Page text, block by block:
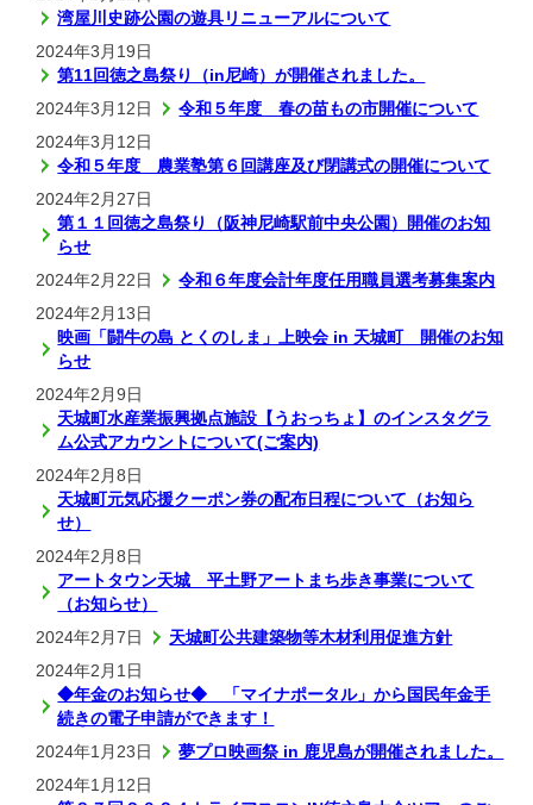
湾屋川史跡公園の遊具リニューアルについて
2024年3月19日
第11回徳之島祭り（in尼崎）が開催されました。
2024年3月12日
令和５年度 春の苗もの市開催について
2024年3月12日
令和５年度 農業塾第６回講座及び閉講式の開催について
2024年2月27日
第１１回徳之島祭り（阪神尼崎駅前中央公園）開催のお知
らせ
2024年2月22日
令和６年度会計年度任用職員選考募集案内
2024年2月13日
映画「闘牛の島 とくのしま」上映会 in 天城町 開催のお知
らせ
2024年2月9日
天城町水産業振興拠点施設【うおっちょ】のインスタグラ
ム公式アカウントについて(ご案内)
2024年2月8日
天城町元気応援クーポン券の配布日程について（お知ら
せ）
2024年2月8日
アートタウン天城 平土野アートまち歩き事業について
（お知らせ）
2024年2月7日
天城町公共建築物等木材利用促進方針
2024年2月1日
◆年金のお知らせ◆ 「マイナポータル」から国民年金手
続きの電子申請ができます！
2024年1月23日
夢プロ映画祭 in 鹿児島が開催されました。
2024年1月12日